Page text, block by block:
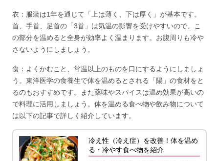
衣：服装は1年を通じて「上は薄く、下は厚く」が基本です。
首、手首、足首の「3首」は気温の影響を受けやすいので、こ
の部分を温めると全身が効率よく温まります。お腹周りも冷や
さないようにしましょう。
食：よくかむこと、常温以上のものを口にするようにしましょ
う。東洋医学の食養生で体を温めるとされる「陽」の食材をと
るのもおすすめです。また薬味やスパイスは温め効果が高いの
で料理に活用しましょう。体を温める食べ物や飲み物について
は以下の記事で詳しく紹介しています。
冷え性（冷え症）を改善！体を温め
る・冷やす食べ物を紹介